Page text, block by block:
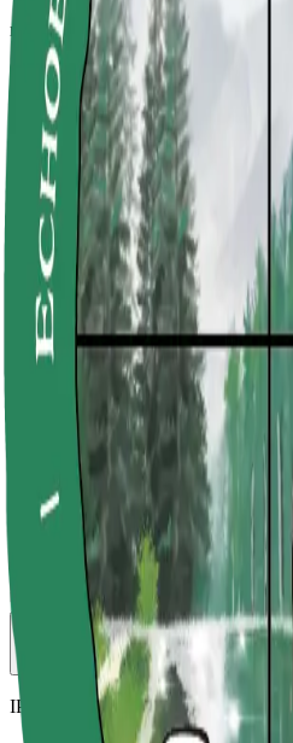
morgan
대한민국 ∙ IP홀더
IP (